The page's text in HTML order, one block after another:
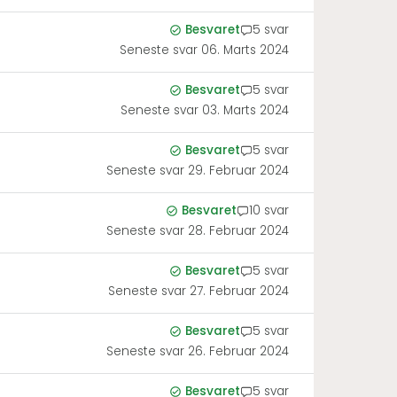
Besvaret
5 svar
Seneste svar 06. Marts 2024
Besvaret
5 svar
Seneste svar 03. Marts 2024
Besvaret
5 svar
Seneste svar 29. Februar 2024
Besvaret
10 svar
Seneste svar 28. Februar 2024
Besvaret
5 svar
Seneste svar 27. Februar 2024
Besvaret
5 svar
Seneste svar 26. Februar 2024
Besvaret 5 svar